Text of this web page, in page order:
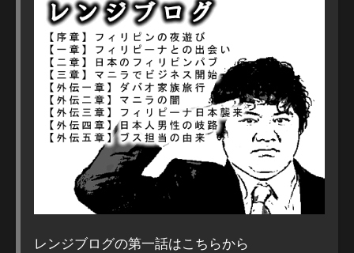
レンジブログの第一話はこちらから